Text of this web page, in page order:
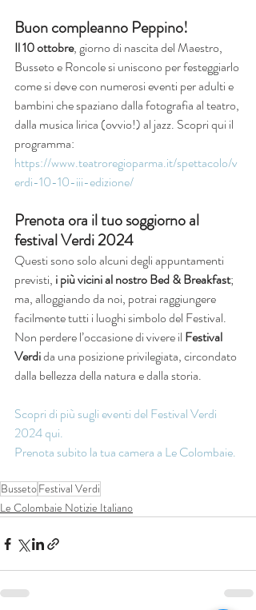
Buon compleanno Peppino!
Il 10 ottobre, giorno di nascita del Maestro,
Busseto e Roncole si uniscono per festeggiarlo
come si deve con numerosi eventi per adulti e
bambini che spaziano dalla fotografia al teatro,
dalla musica lirica (ovvio!) al jazz. Scopri qui il
programma:
https://www.teatroregioparma.it/spettacolo/v
erdi-10-10-iii-edizione/
Prenota ora il tuo soggiorno al
festival Verdi 2024
Questi sono solo alcuni degli appuntamenti
previsti, i più vicini al nostro Bed & Breakfast;
ma, alloggiando da noi, potrai raggiungere
facilmente tutti i luoghi simbolo del Festival.
Non perdere l’occasione di vivere il Festival
Verdi da una posizione privilegiata, circondato
dalla bellezza della natura e dalla storia.
Scopri di più sugli eventi del Festival Verdi
2024 qui.
Prenota subito la tua camera a Le Colombaie.
BussetoFestival Verdi
Le Colombaie Notizie Italiano